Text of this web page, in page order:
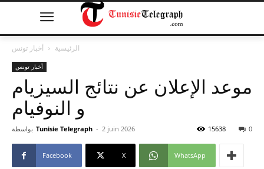
الرئيسية أخبار تونس
أخبار تونس
موعد الإعلان عن نتائج السيزيام
و النوفيام
بواسطة Tunisie Telegraph - 2 juin 2026 0
15638
Facebook X WhatsApp